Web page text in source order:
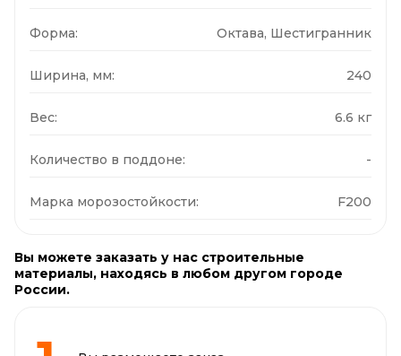
Форма: Октава, Шестигранник
Ширина, мм: 240
Вес: 6.6 кг
Количество в поддоне: -
Марка морозостойкости: F200
Вы можете заказать у нас строительные
материалы, находясь в любом другом городе
России.